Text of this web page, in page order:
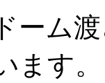
ーム
ます。